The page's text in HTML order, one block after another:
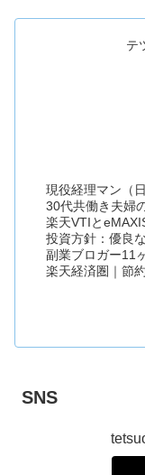
テ
現役経理マン（
30代共働き夫婦
楽天VTIと
投資方針：優良
副業ブロガー11
楽天経済圏｜節
SNS